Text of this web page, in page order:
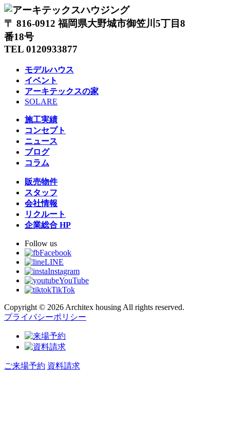
〒 816-0912 福岡県大野城市御笠川5丁目8
番18号
TEL 0120933877
モデルハウス
イベント
アーキテックスの家
SOLARE
施工実績
コンセプト
ニュース
ブログ
コラム
販売物件
スタッフ
会社情報
リクルート
企業総合 HP
Follow us
Facebook
LINE
Instagram
YouTube
TikTok
Copyright © 2026 Architex housing All rights reserved.
プライバシーポリシー
ご来場予約 資料請求